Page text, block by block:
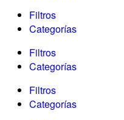
Filtros
Categorías
Filtros
Categorías
Filtros
Categorías